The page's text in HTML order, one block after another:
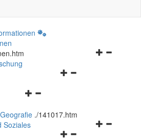
Navigationsmenü
Navigationsmenü
und
schließen
./141017.htm
Navigationsmenü
Soziales